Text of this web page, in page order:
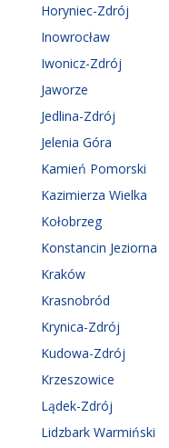
Horyniec-Zdrój
Inowrocław
Iwonicz-Zdrój
Jaworze
Jedlina-Zdrój
Jelenia Góra
Kamień Pomorski
Kazimierza Wielka
Kołobrzeg
Konstancin Jeziorna
Kraków
Krasnobród
Krynica-Zdrój
Kudowa-Zdrój
Krzeszowice
Lądek-Zdrój
Lidzbark Warmiński